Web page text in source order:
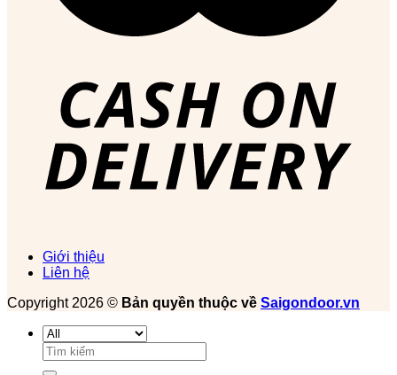
Giới thiệu
Liên hệ
Copyright 2026 © Bản quyền thuộc về Saigondoor.vn
Tìm
kiếm: